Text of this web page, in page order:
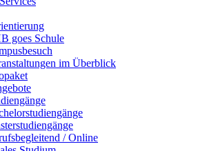
goes Schule
im Überblick
/ Online